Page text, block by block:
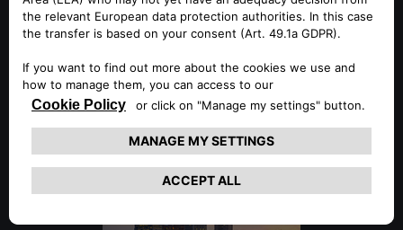
SOUTH AMERICA